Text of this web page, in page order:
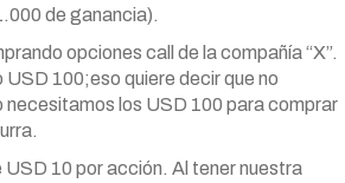
de ganancia).
opciones call de la compañía “X”.
100;eso quiere decir que no
necesitamos los USD 100 para comprar
10 por acción. Al tener nuestra